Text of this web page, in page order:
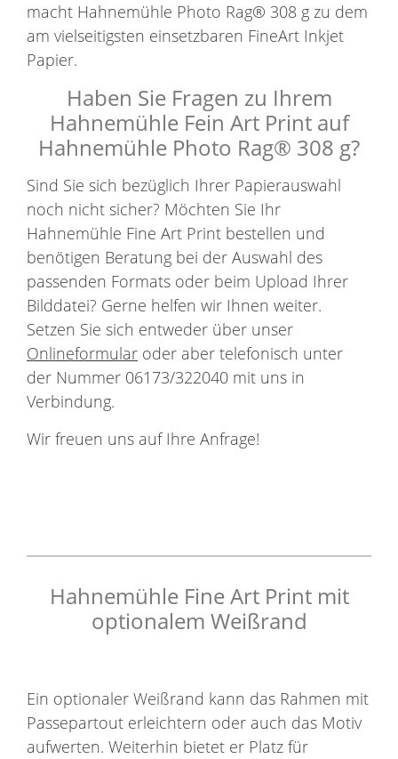
macht Hahnemühle Photo Rag® 308 g zu dem
am vielseitigsten einsetzbaren FineArt Inkjet
Papier.
Haben Sie Fragen zu Ihrem
Hahnemühle Fein Art Print auf
Hahnemühle Photo Rag® 308 g?
Sind Sie sich bezüglich Ihrer Papierauswahl
noch nicht sicher? Möchten Sie Ihr
Hahnemühle Fine Art Print bestellen und
benötigen Beratung bei der Auswahl des
passenden Formats oder beim Upload Ihrer
Bilddatei? Gerne helfen wir Ihnen weiter.
Setzen Sie sich entweder über unser
Onlineformular oder aber telefonisch unter
der Nummer 06173/322040 mit uns in
Verbindung.
Wir freuen uns auf Ihre Anfrage!
Hahnemühle Fine Art Print mit
optionalem Weißrand
Ein optionaler Weißrand kann das Rahmen mit
Passepartout erleichtern oder auch das Motiv
aufwerten. Weiterhin bietet er Platz für